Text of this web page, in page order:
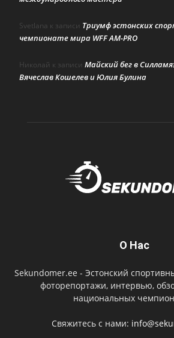
Svetlana к записи Триумф эстонских
чемпионате мира WFF AM-PRO
Николай к записи Майский бег в
Вячеслав Кошелев и Юлия Булина
О Нас
Sekundomer.ee - Эстонский
фоторепортажи, интервью,
национальных
Свяжитесь с нами: